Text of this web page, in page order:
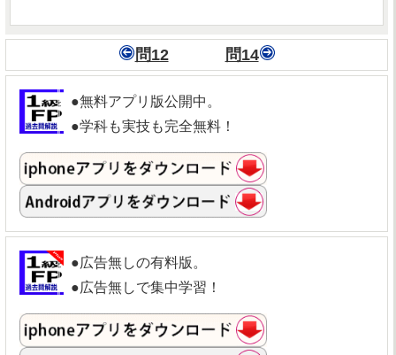
問12 問14
●無料アプリ版公開中。
●学科も実技も完全無料！
●広告無しの有料版。
●広告無しで集中学習！